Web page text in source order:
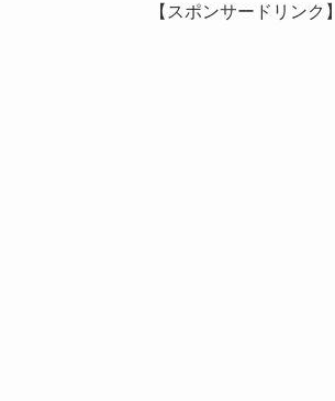
【スポンサードリンク】